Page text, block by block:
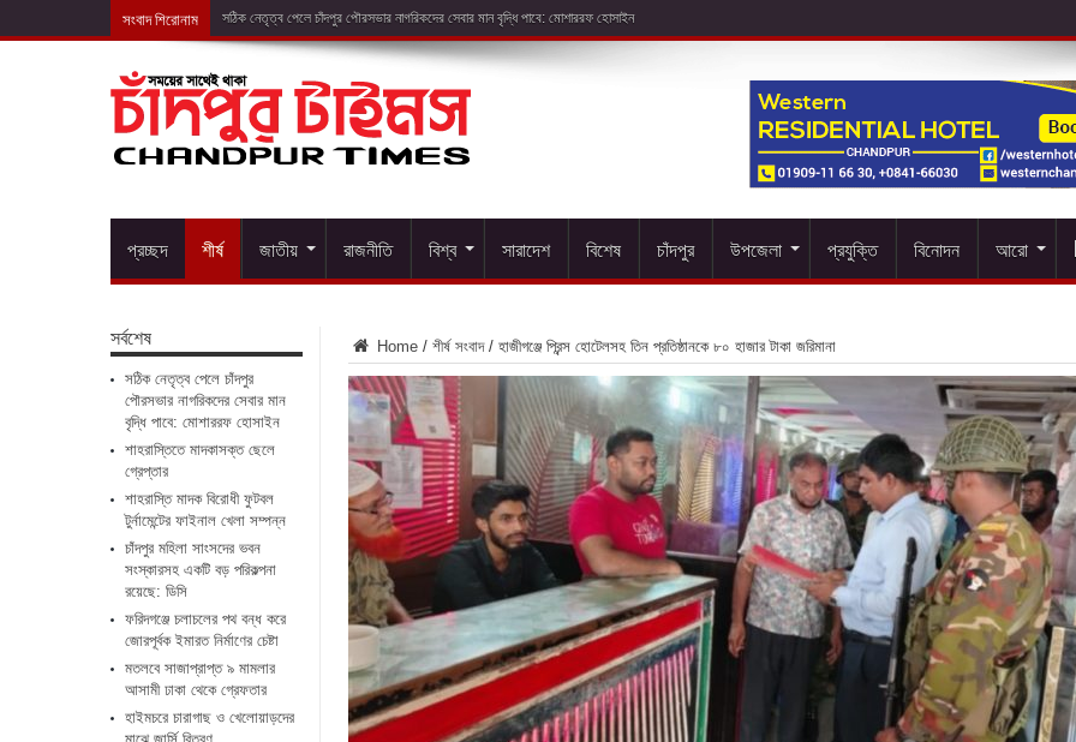
সংবাদ শিরোনাম শাহরাস্ত
প্রচ্ছদ শীর্ষ জাতীয় রাজনীতি বিশ্ব সারাদেশ বিশেষ চাঁদপুর উপজেলা প্রযুক্তি বিনোদন আরো
Home / শীর্ষ সংবাদ / হাজীগঞ্জে প্রিন্স হোটেলসহ তিন প্রতিষ্ঠানকে ৮০ হাজার টাকা জরিমানা
সর্বশেষ
সঠিক নেতৃত্ব পেলে চাঁদপুর
পৌরসভার নাগরিকদের সেবার মান
বৃদ্ধি পাবে: মোশাররফ হোসাইন
শাহরাস্তিতে মাদকাসক্ত ছেলে
গ্রেপ্তার
শাহরাস্তি মাদক বিরোধী ফুটবল
টুর্নামেন্টের ফাইনাল খেলা সম্পন্ন
চাঁদপুর মহিলা সাংসদের ভবন
সংস্কারসহ একটি বড় পরিকল্পনা
রয়েছে: ডিসি
ফরিদগঞ্জে চলাচলের পথ বন্ধ করে
জোরপূর্বক ইমারত নির্মাণের চেষ্টা
মতলবে সাজাপ্রাপ্ত ৯ মামলার
আসামী ঢাকা থেকে গ্রেফতার
হাইমচরে চারাগাছ ও খেলোয়াড়দের